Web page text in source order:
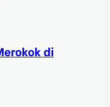
di